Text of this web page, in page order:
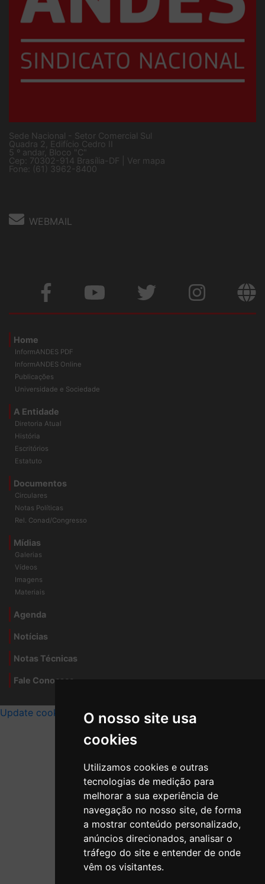
O nosso site usa
cookies
Utilizamos cookies e outras
tecnologias de medição para
melhorar a sua experiência de
navegação no nosso site, de forma
a mostrar conteúdo personalizado,
anúncios direcionados, analisar o
tráfego do site e entender de onde
vêm os visitantes.
Sede Nacional - Setor Comercial Sul
Quadra 2, Edifício Cedro II
5 º andar, Bloco "C"
Cep: 70302-914 Brasília-DF | Ver mapa
Fone: (61) 3962-8400
WEBMAIL
Home
InformANDES PDF
InformANDES Online
Publicações
Universidade e Sociedade
A Entidade
Diretoria Atual
História
Escritórios
Estatuto
Documentos
Circulares
Notas Políticas
Rel. Conad/Congresso
Mídias
Galerias
Vídeos
Imagens
Materiais
Agenda
Notícias
Notas Técnicas
Fale Conocsco
Update cookies preferences